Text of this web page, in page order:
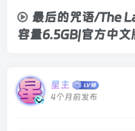
最后的咒语/The
容量6.5GB|官方中文
星主
4个月前发布